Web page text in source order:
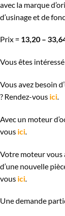
avec la marque
d’usinage et de
Prix = 13,20 –
Vous êtes
Vous avez besoin
? Rendez-vous ici.
Avec un moteur
vous ici.
Votre moteur vous
d’une nouvelle
vous ici
Une demande